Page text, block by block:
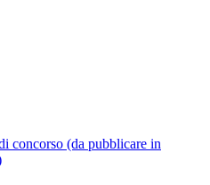
concorso (da pubblicare in